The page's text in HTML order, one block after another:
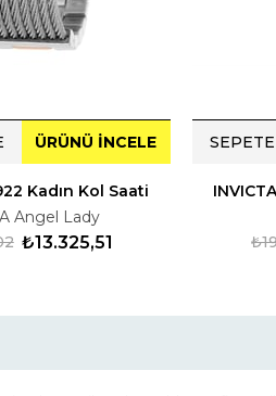
Kadın Kol Saati
Angel Lady
₺13.325,51
ÜRÜNÜ İNCELE